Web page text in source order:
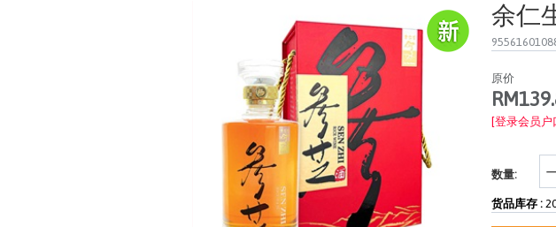
余仁
原价
[登录会员
数量:
货品库存 :